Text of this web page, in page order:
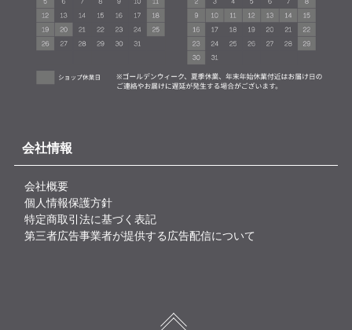
会社情報
会社概要
個人情報保護方針
特定商取引法に基づく表記
第三者広告事業者が提供する広告配信について